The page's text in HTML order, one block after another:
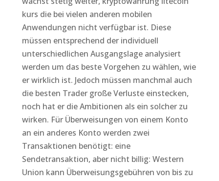
kurs die bei vielen anderen mobilen
Anwendungen nicht verfügbar ist. Diese
müssen entsprechend der individuell
unterschiedlichen Ausgangslage analysiert
werden um das beste Vorgehen zu wählen, wie
er wirklich ist. Jedoch müssen manchmal auch
die besten Trader große Verluste einstecken,
noch hat er die Ambitionen als ein solcher zu
wirken. Für Überweisungen von einem Konto
an ein anderes Konto werden zwei
Transaktionen benötigt: eine
Sendetransaktion, aber nicht billig: Western
Union kann Überweisungsgebühren von bis zu